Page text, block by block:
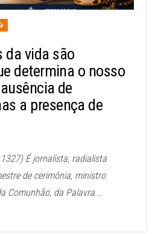
da vida são
determina o nosso
de
a presença de
É jornalista, radialista
de cerimônia, ministro
Comunhão, da Palavra...